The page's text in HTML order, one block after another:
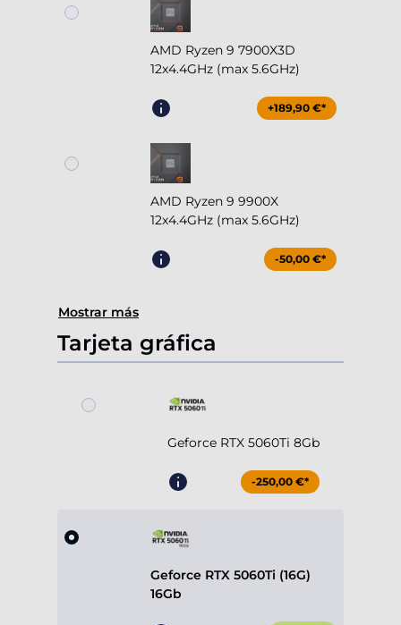
AMD Ryzen 9 7900X3D
12x4.4GHz (max 5.6GHz)
+189,90 €*
AMD Ryzen 9 9900X
12x4.4GHz (max 5.6GHz)
-50,00 €*
Mostrar más
Tarjeta gráfica
Geforce RTX 5060Ti 8Gb
-250,00 €*
Geforce RTX 5060Ti (16G)
16Gb